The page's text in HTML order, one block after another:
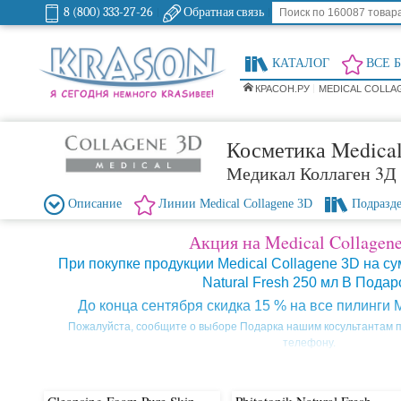
8 (800) 333-27-26 Обратная связь
КАТАЛОГ ВСЕ
КРАСОН.РУ MEDICAL
Косметика
Медикал Коллаген 3Д
Описание Линии Medical Collagene 3D
Акция на Medical
При покупке продукции Medical Collagene 3D на
Natural Fresh 250 мл В
До конца сентября скидка 15 % на все пилинги
Пожалуйста, сообщите о выборе Подарка нашим косультантам
телефону.